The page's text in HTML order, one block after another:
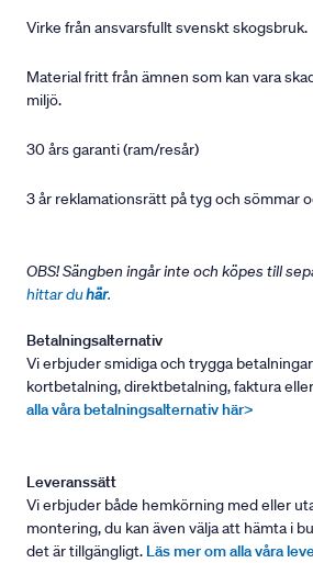
Virke från ansvarsfullt svenskt skogsbruk.
Material fritt från ämnen som kan vara
miljö.
30 års garanti (ram/resår)
3 år reklamationsrätt på tyg och sömmar
OBS! Sängben ingår inte och köpes till
hittar duhär.
Betalningsalternativ
Vi erbjuder smidiga och trygga
kortbetalning, direktbetalning, faktura
alla våra betalningsalternativ här>
Leveranssätt
Vi erbjuder både hemkörning med eller
montering, du kan även välja att hämta i
det är tillgängligt. Läs mer om alla våra